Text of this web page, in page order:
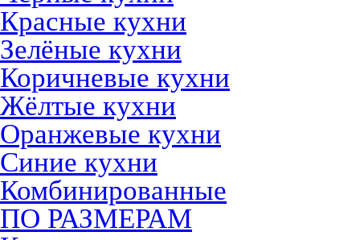
Красные кухни
Зелёные кухни
Коричневые кухни
Жёлтые кухни
Оранжевые кухни
Синие кухни
Комбинированные
ПО РАЗМЕРАМ